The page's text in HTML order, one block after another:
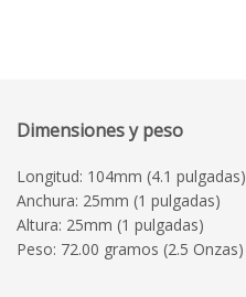
Dimensiones y peso
Longitud: 104mm (4.1 pulgadas)
Anchura: 25mm (1 pulgadas)
Altura: 25mm (1 pulgadas)
Peso: 72.00 gramos (2.5 Onzas)